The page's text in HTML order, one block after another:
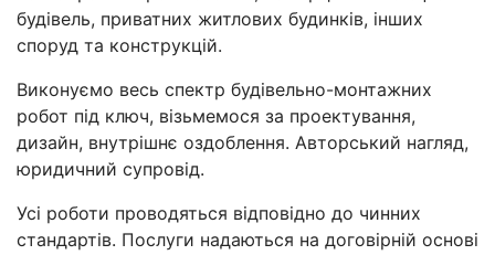
будівель, приватних житлових будинків, інших
споруд та конструкцій.
Виконуємо весь спектр будівельно-монтажних
робот під ключ, візьмемося за проектування,
дизайн, внутрішнє оздоблення. Авторський нагляд,
юридичний супровід.
Усі роботи проводяться відповідно до чинних
стандартів. Послуги надаються на договірній основі